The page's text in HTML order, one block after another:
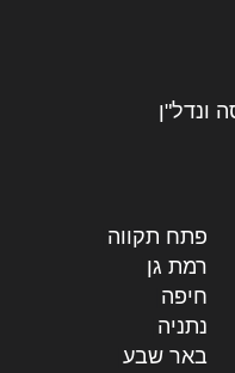
ונדל"ן
פתח תקווה
רמת גן
חיפה
נתניה
באר שבע